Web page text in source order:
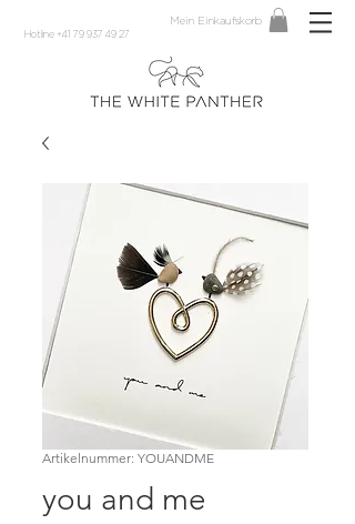
Hotline +41 79 937 49 27
Mein Einkaufskorb
Artikelnummer: YOUANDME
you and me